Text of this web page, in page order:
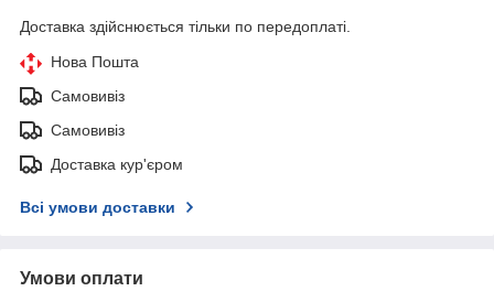
Доставка здійснюється тільки по передоплаті.
Нова Пошта
Самовивіз
Самовивіз
Доставка кур'єром
Всі умови доставки
Умови оплати